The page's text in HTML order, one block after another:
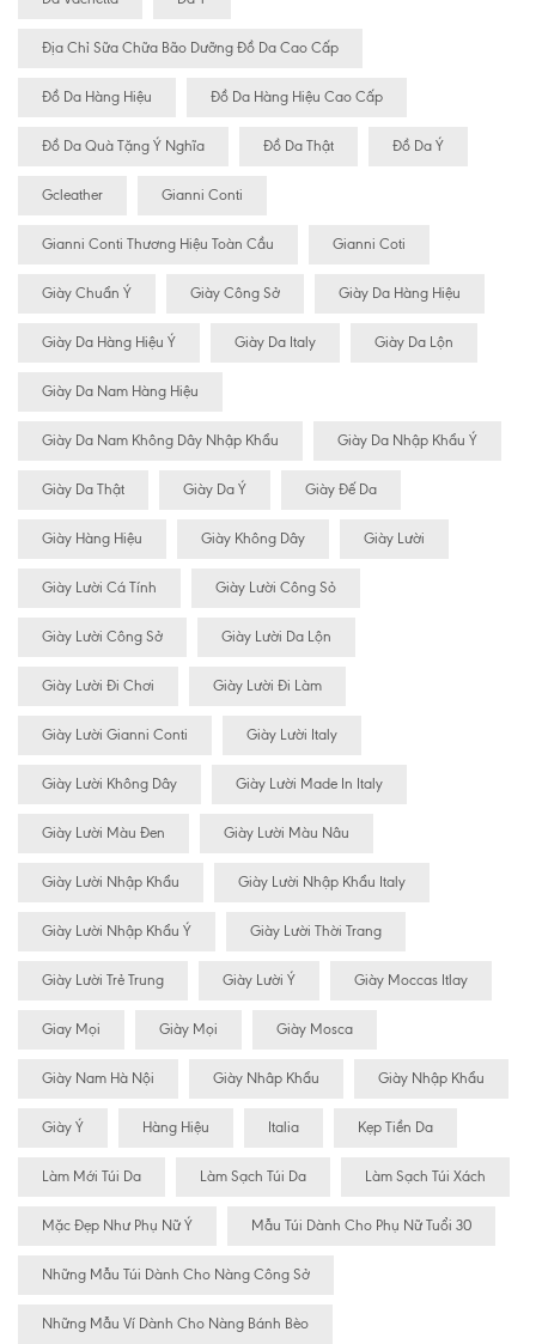
Địa Chỉ Sữa Chữa Bão Dưỡng Đồ Da Cao Cấp
Đồ Da Hàng Hiệu Đồ Da Hàng Hiệu Cao Cấp
Đồ Da Quà Tặng Ý Nghĩa Đồ Da Thật Đồ Da Ý
Gcleather Gianni Conti
Gianni Conti Thương Hiệu Toàn Cầu Gianni Coti
Giày Chuẩn Ý Giày Công Sở Giày Da Hàng Hiệu
Giày Da Hàng Hiệu Ý Giày Da Italy Giày Da Lộn
Giày Da Nam Hàng Hiệu
Giày Da Nam Không Dây Nhập Khẩu Giày Da Nhập Khẩu Ý
Giày Da Thật Giày Da Ý Giày Đế Da
Giày Hàng Hiệu Giày Không Dây Giày Lười
Giày Lười Cá Tính Giày Lười Công Sỏ
Giày Lười Công Sở Giày Lười Da Lộn
Giày Lười Đi Chơi Giày Lười Đi Làm
Giày Lười Gianni Conti Giày Lười Italy
Giày Lười Không Dây Giày Lười Made In Italy
Giày Lười Màu Đen Giày Lười Màu Nâu
Giày Lười Nhập Khẩu Giày Lười Nhập Khẩu Italy
Giày Lười Nhập Khẩu Ý Giày Lười Thời Trang
Giày Lười Trẻ Trung Giày Lười Ý Giày Moccas Itlay
Giay Mọi Giày Mọi Giày Mosca
Giày Nam Hà Nội Giày Nhâp Khẩu Giày Nhập Khẩu
Giày Ý Hàng Hiệu Italia Kẹp Tiền Da
Làm Mới Túi Da Làm Sạch Túi Da Làm Sạch Túi Xách
Mặc Đẹp Như Phụ Nữ Ý Mẫu Túi Dành Cho Phụ Nữ Tuổi 30
Những Mẫu Túi Dành Cho Nàng Công Sở
Những Mẫu Ví Dành Cho Nàng Bánh Bèo